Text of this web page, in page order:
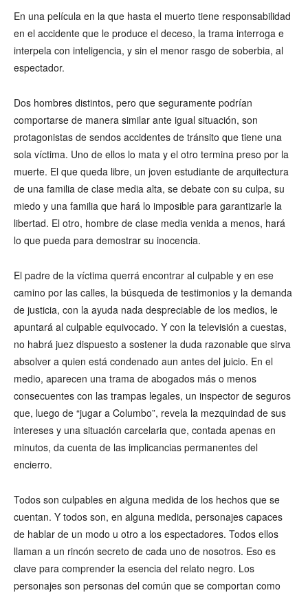
En una película en la que hasta el muerto tiene responsabilidad
en el accidente que le produce el deceso, la trama interroga e
interpela con inteligencia, y sin el menor rasgo de soberbia, al
espectador.
Dos hombres distintos, pero que seguramente podrían
comportarse de manera similar ante igual situación, son
protagonistas de sendos accidentes de tránsito que tiene una
sola víctima. Uno de ellos lo mata y el otro termina preso por la
muerte. El que queda libre, un joven estudiante de arquitectura
de una familia de clase media alta, se debate con su culpa, su
miedo y una familia que hará lo imposible para garantizarle la
libertad. El otro, hombre de clase media venida a menos, hará
lo que pueda para demostrar su inocencia.
El padre de la víctima querrá encontrar al culpable y en ese
camino por las calles, la búsqueda de testimonios y la demanda
de justicia, con la ayuda nada despreciable de los medios, le
apuntará al culpable equivocado. Y con la televisión a cuestas,
no habrá juez dispuesto a sostener la duda razonable que sirva
absolver a quien está condenado aun antes del juicio. En el
medio, aparecen una trama de abogados más o menos
consecuentes con las trampas legales, un inspector de seguros
que, luego de “jugar a Columbo”, revela la mezquindad de sus
intereses y una situación carcelaria que, contada apenas en
minutos, da cuenta de las implicancias permanentes del
encierro.
Todos son culpables en alguna medida de los hechos que se
cuentan. Y todos son, en alguna medida, personajes capaces
de hablar de un modo u otro a los espectadores. Todos ellos
llaman a un rincón secreto de cada uno de nosotros. Eso es
clave para comprender la esencia del relato negro. Los
personajes son personas del común que se comportan como